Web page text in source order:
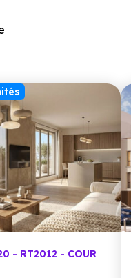
- RT2012 - COUR